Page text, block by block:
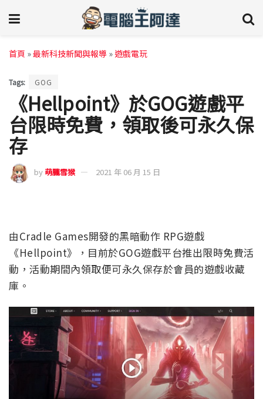
首頁 »最新科技新聞與報導 »遊戲電玩
Tags: GOG
《Hellpoint》於GOG遊戲平
台限時免費，領取後可永久保
存
by 萌朧雪猴 2021 年 06 月 15 日
由Cradle Games開發的黑暗動作 RPG遊戲
《Hellpoint》，目前於GOG遊戲平台推出限時免費活
動，活動期間內領取便可永久保存於會員的遊戲收藏
庫。